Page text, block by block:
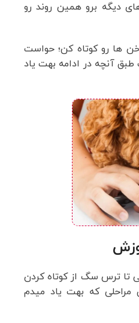
دیگه برو همین روند رو
ها رو کوتاه کن؛ حواست
طبق آنچه در ادامه بهت یاد
تا ترس سگ از کوتاه کردن
مراحلی که بهت یاد میدم